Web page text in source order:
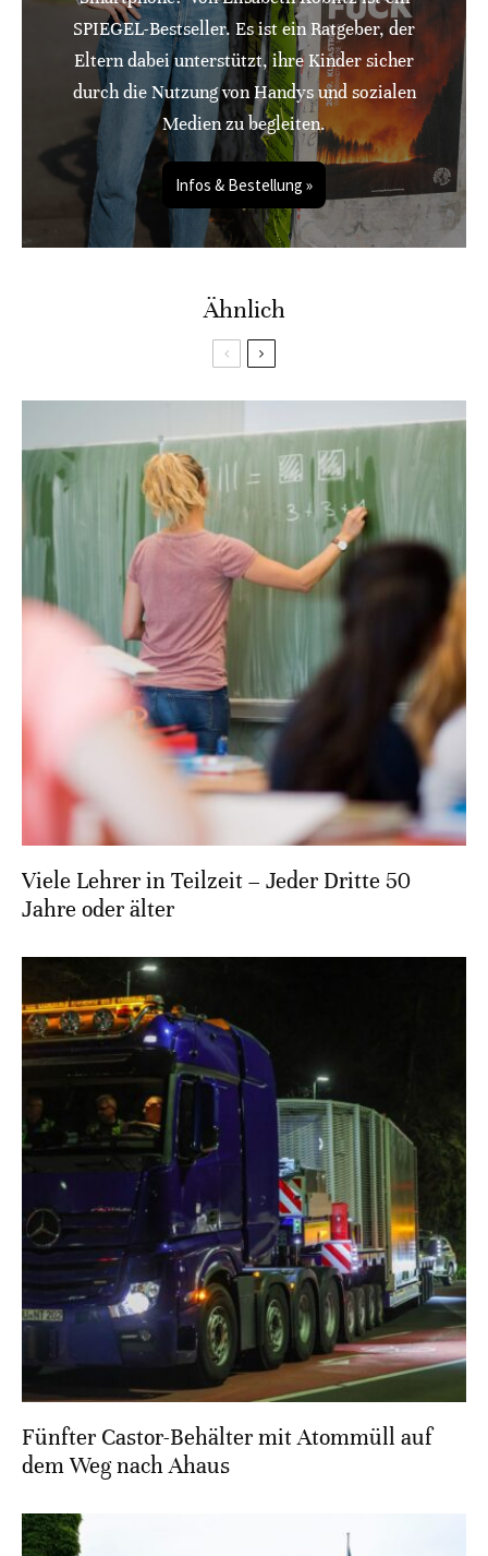
SPIEGEL-Bestseller. Es ist ein Ratgeber, der
Eltern dabei unterstützt, ihre Kinder sicher
durch die Nutzung von Handys und sozialen
Medien zu begleiten.
Infos & Bestellung »
Ähnlich
Viele Lehrer in Teilzeit – Jeder Dritte 50
Jahre oder älter
Fünfter Castor-Behälter mit Atommüll auf
dem Weg nach Ahaus